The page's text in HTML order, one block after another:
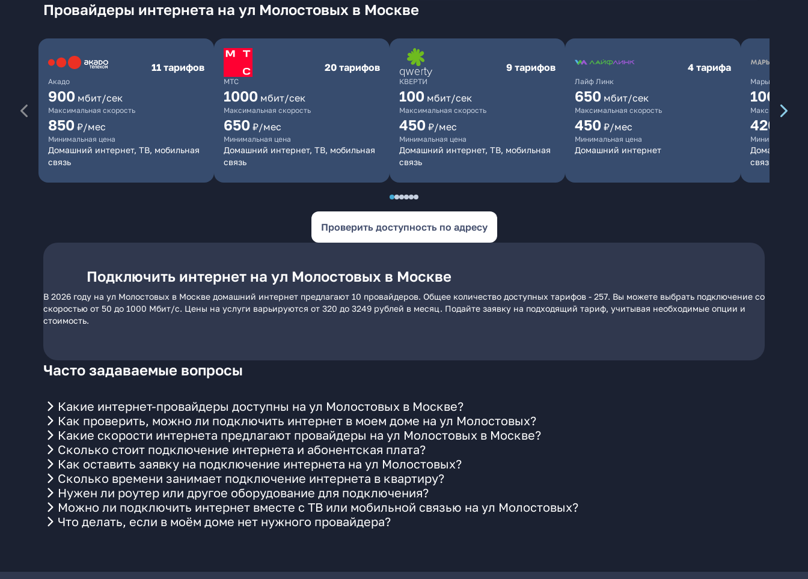
Провайдеры интернета на ул Молостовых в Москве
Акадо
11 тарифов
900 мбит/сек
Максимальная скорость
850 ₽/мес
Минимальная цена
Домашний интернет, ТВ, мобильная
связь
МТС
20 тарифов
1000 мбит/сек
Максимальная скорость
650 ₽/мес
Минимальная цена
Домашний интернет, ТВ, мобильная
связь
КВЕРТИ
9 тарифов
100 мбит/сек
Максимальная скорость
450 ₽/мес
Минимальная цена
Домашний интернет, ТВ, мобильная
связь
Лайф Линк
4 тарифа
650 мбит/сек
Максимальная скорость
450 ₽/мес
Минимальная цена
Домашний интернет
Марьино.нет
10000
Максимальная
420
Минимальная
Домашний
связь
Проверить доступность по адресу
Подключить интернет на ул Молостовых в Москве
В 2026 году на ул Молостовых в Москве домашний интернет предлагают 10 провайдеров. Общее количество доступных тарифов - 257. Вы можете выбрать подключение со
скоростью от 50 до 1000 Мбит/с. Цены на услуги варьируются от 320 до 3249 рублей в месяц. Подайте заявку на подходящий тариф, учитывая необходимые опции и
стоимость.
Часто задаваемые вопросы
Какие интернет-провайдеры доступны на ул Молостовых в Москве?
Как проверить, можно ли подключить интернет в моем доме на ул Молостовых?
Какие скорости интернета предлагают провайдеры на ул Молостовых в Москве?
Сколько стоит подключение интернета и абонентская плата?
Как оставить заявку на подключение интернета на ул Молостовых?
Сколько времени занимает подключение интернета в квартиру?
Нужен ли роутер или другое оборудование для подключения?
Можно ли подключить интернет вместе с ТВ или мобильной связью на ул Молостовых?
Что делать, если в моём доме нет нужного провайдера?